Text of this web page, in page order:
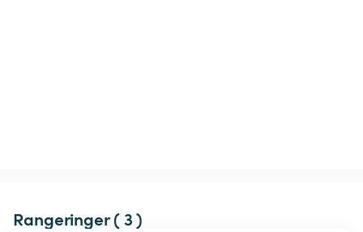
Rangeringer ( 3 )